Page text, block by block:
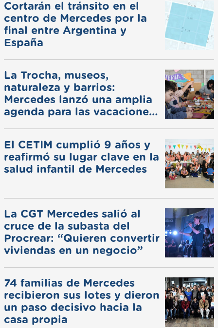
Cortarán el tránsito en el
centro de Mercedes por la
final entre Argentina y
España
La Trocha, museos,
naturaleza y barrios:
Mercedes lanzó una amplia
agenda para las vacaciones
El CETIM cumplió 9 años y
reafirmó su lugar clave en la
salud infantil de Mercedes
La CGT Mercedes salió al
cruce de la subasta del
Procrear: “Quieren convertir
viviendas en un negocio”
74 familias de Mercedes
recibieron sus lotes y dieron
un paso decisivo hacia la
casa propia